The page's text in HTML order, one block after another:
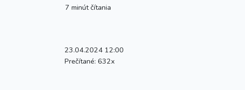
7 minút čítania
23.04.2024 12:00
Prečítané: 632x